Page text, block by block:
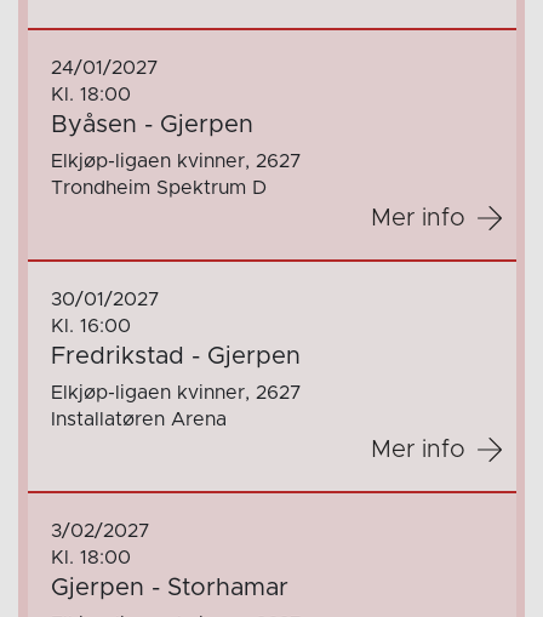
24/01/2027
Kl. 18:00
Byåsen - Gjerpen
Elkjøp-ligaen kvinner, 2627
Trondheim Spektrum D
Mer info
30/01/2027
Kl. 16:00
Fredrikstad - Gjerpen
Elkjøp-ligaen kvinner, 2627
Installatøren Arena
Mer info
3/02/2027
Kl. 18:00
Gjerpen - Storhamar